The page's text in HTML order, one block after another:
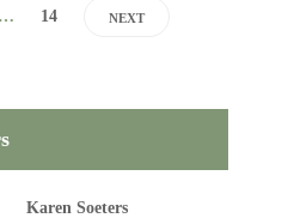
… 14 NEXT
Karen Soeters